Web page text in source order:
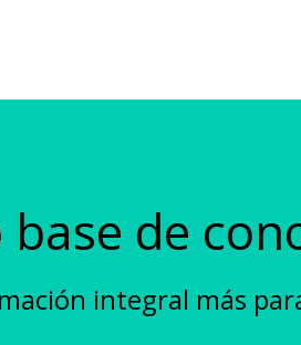
base de
integral más